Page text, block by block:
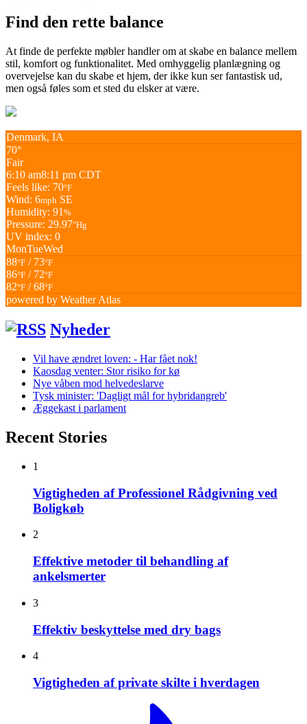
Find den rette balance
At finde de perfekte møbler handler om at skabe en balance mellem
stil, komfort og funktionalitet. Med omhyggelig planlægning og
overvejelse kan du skabe et hjem, der ikke kun ser fantastisk ud,
men også føles som et sted du elsker at være.
Denmark, IA
70°
Fair
6:10 am8:11 pm CDT
Feels like: 70°F
Wind: 6mph SE
Humidity: 91 %
Pressure: 29.97"Hg
UV index: 0
MonTueWed
88°F / 73°F
86°F / 72°F
82°F / 68°F
powered by Weather Atlas
Nyheder
Vil have ændret loven: - Har fået nok!
Kaosdag venter: Stor risiko for kø
Nye våben mod helvedeslarve
Tysk minister: 'Dagligt mål for hybridangreb'
Æggekast i parlament
Recent Stories
1
Vigtigheden af Professionel Rådgivning ved
Boligkøb
2
Effektive metoder til behandling af
ankelsmerter
3
Effektiv beskyttelse med dry bags
4
Vigtigheden af private skilte i hverdagen